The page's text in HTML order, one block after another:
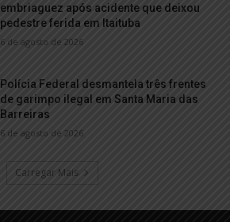
embriaguez após acidente que deixou
pedestre ferida em Itaituba
6 de agosto de 2026
Polícia Federal desmantela três frentes
de garimpo ilegal em Santa Maria das
Barreiras
6 de agosto de 2026
Carregar Mais